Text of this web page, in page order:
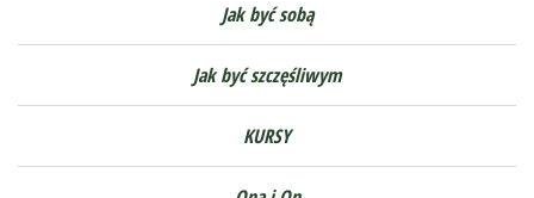
Jak być sobą
Jak być szczęśliwym
KURSY